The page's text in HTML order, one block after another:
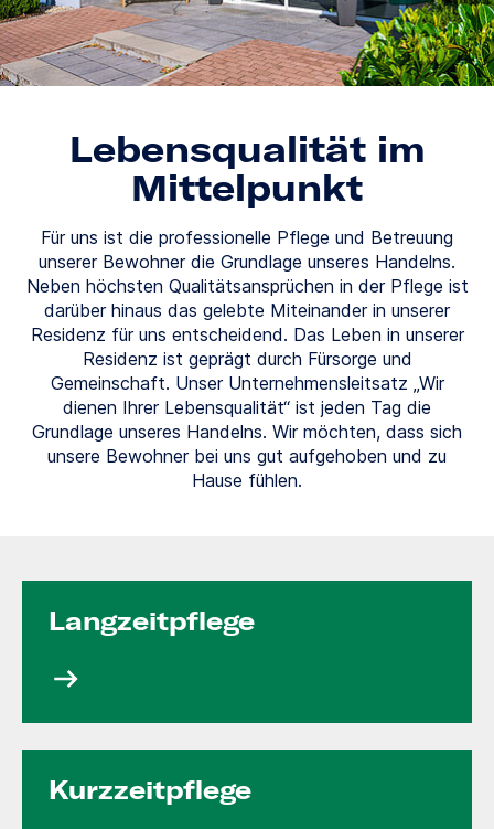
Lebensqualität im
Mittelpunkt
Für uns ist die professionelle Pflege und Betreuung
unserer Bewohner die Grundlage unseres Handelns.
Neben höchsten Qualitätsansprüchen in der Pflege ist
darüber hinaus das gelebte Miteinander in unserer
Residenz für uns entscheidend. Das Leben in unserer
Residenz ist geprägt durch Fürsorge und
Gemeinschaft. Unser Unternehmensleitsatz „Wir
dienen Ihrer Lebensqualität“ ist jeden Tag die
Grundlage unseres Handelns. Wir möchten, dass sich
unsere Bewohner bei uns gut aufgehoben und zu
Hause fühlen.
Langzeit­pflege
Kurzzeit­pflege